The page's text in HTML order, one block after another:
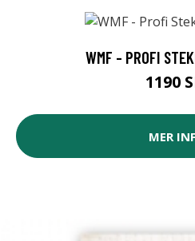
WMF - PROFI
1190
MER